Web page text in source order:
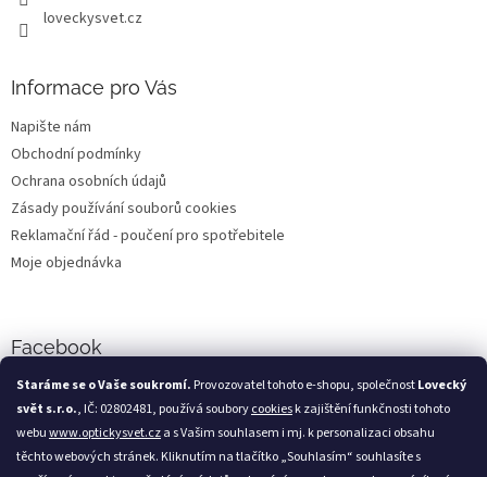
Staráme se o Vaše soukromí. Provozovatel tohoto e-shopu, společnostLovecký
svět s.r.o., IČ: 02802481, používá souborycookiesk zajištění funkčnosti tohoto
webuwww.optickysvet.cza s Vašim souhlasem i mj. k personalizaci obsahu
těchto webových stránek. Kliknutím na tlačítko „Souhlasím“ souhlasíte s
loveckysvet.cz
Informace pro Vás
Napište nám
Obchodní podmínky
Ochrana osobních údajů
Zásady používání souborů cookies
Reklamační řád - poučení pro spotřebitele
Moje objednávka
Facebook
Loveckýsvět.cz